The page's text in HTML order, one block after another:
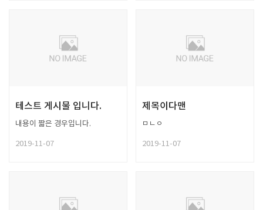
테스트 게시물 입니다.
내용이 짧은 경우입니다.
2019-11-07
제목이다맨
ㅁㄴㅇ
2019-11-07